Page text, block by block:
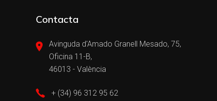
Contacta
Avinguda d'Amado Granell Mesado, 75,
Oficina 11-B,
46013 - València
+ (34) 96 312 95 62